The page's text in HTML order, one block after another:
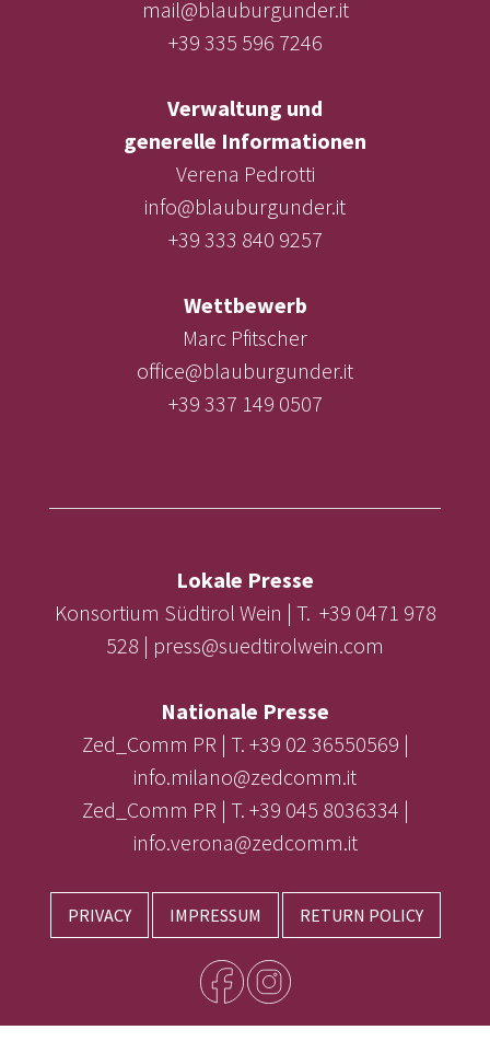
mail@blauburgunder.it
+39 335 596 7246
Verwaltung und
generelle Informationen
Verena Pedrotti
info@blauburgunder.it
+39 333 840 9257
Wettbewerb
Marc Pfitscher
office@blauburgunder.it
+39 337 149 0507
Lokale Presse
Konsortium Südtirol Wein | T. +39 0471 978
528 | press@suedtirolwein.com
Nationale Presse
Zed_Comm PR | T. +39 02 36550569 |
info.milano@zedcomm.it
Zed_Comm PR | T. +39 045 8036334 |
info.verona@zedcomm.it
PRIVACY IMPRESSUM RETURN POLICY